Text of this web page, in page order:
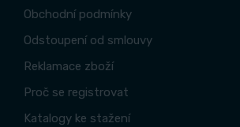
Obchodní podmínky
Odstoupení od smlouvy
Reklamace zboží
Proč se registrovat
Katalogy ke stažení